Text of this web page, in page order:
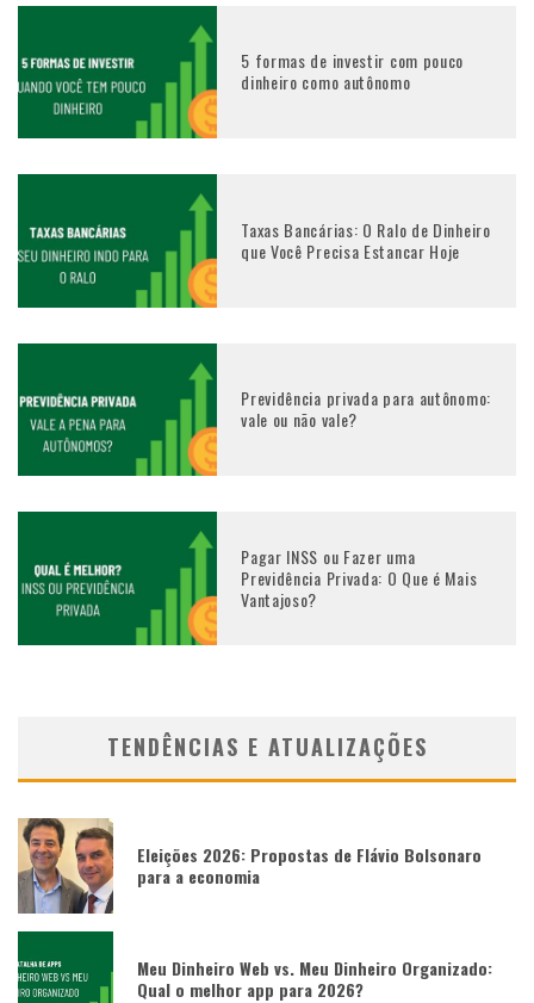
5 formas de investir com pouco
dinheiro como autônomo
Taxas Bancárias: O Ralo de Dinheiro
que Você Precisa Estancar Hoje
Previdência privada para autônomo:
vale ou não vale?
Pagar INSS ou Fazer uma
Previdência Privada: O Que é Mais
Vantajoso?
TENDÊNCIAS E ATUALIZAÇÕES
Eleições 2026: Propostas de Flávio Bolsonaro
para a economia
Meu Dinheiro Web vs. Meu Dinheiro Organizado:
Qual o melhor app para 2026?